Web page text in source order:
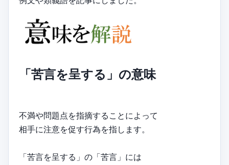
「苦言を呈する」の意味
不満や問題点を指摘することによって
相手に注意を促す行為を指します。
「苦言を呈する」の「苦言」には